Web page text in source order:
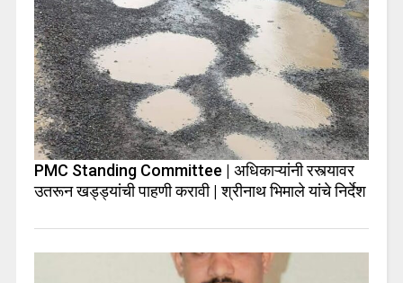
PMC Standing Committee | अधिकाऱ्यांनी रस्त्यावर
उतरून खड्ड्यांची पाहणी करावी | श्रीनाथ भिमाले यांचे निर्देश